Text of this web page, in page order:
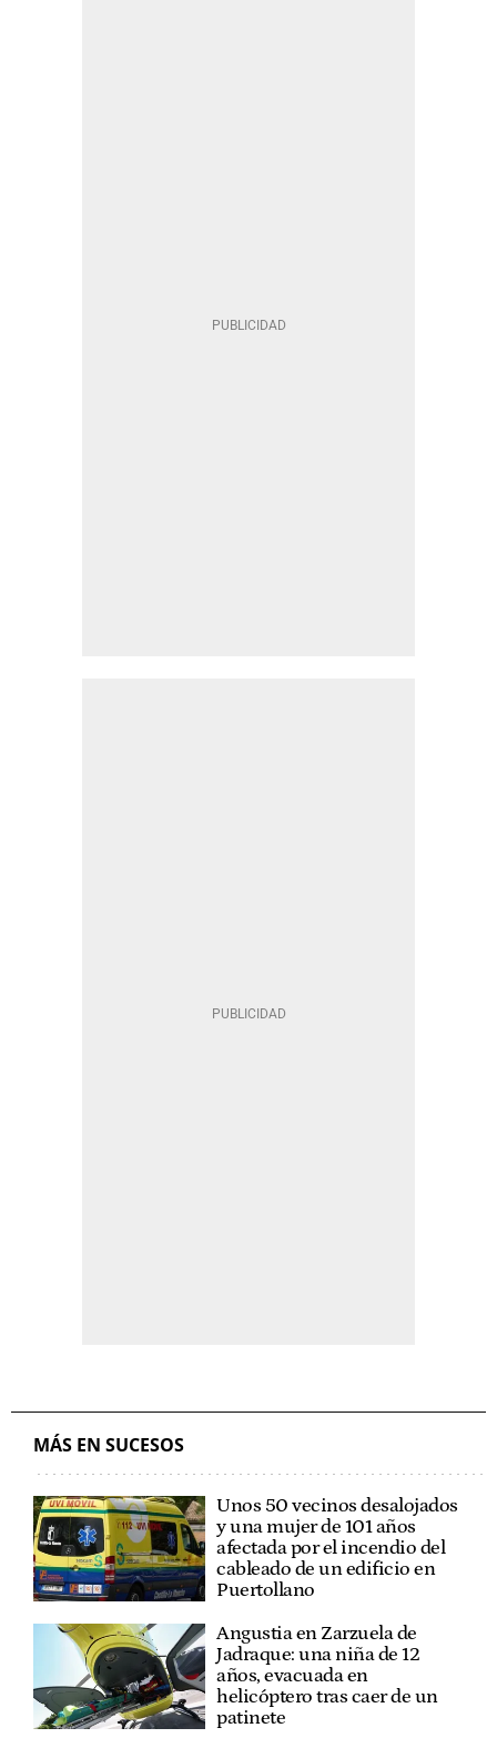
MÁS EN SUCESOS
Unos 50 vecinos desalojados
y una mujer de 101 años
afectada por el incendio del
cableado de un edificio en
Puertollano
Angustia en Zarzuela de
Jadraque: una niña de 12
años, evacuada en
helicóptero tras caer de un
patinete